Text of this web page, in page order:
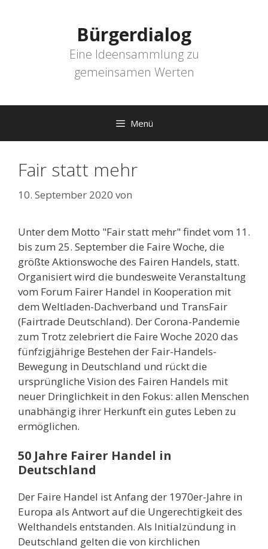
Bürgerdialog
Eine Ideensammlung zu
gemeinsamen Werten
Menü
Fair statt mehr
10. September 2020 von
Unter dem Motto "Fair statt mehr" findet vom 11.
bis zum 25. September die Faire Woche, die
größte Aktionswoche des Fairen Handels, statt.
Organisiert wird die bundesweite Veranstaltung
vom Forum Fairer Handel in Kooperation mit
dem Weltladen-Dachverband und TransFair
(Fairtrade Deutschland). Der Corona-Pandemie
zum Trotz zelebriert die Faire Woche 2020 das
fünfzigjährige Bestehen der Fair-Handels-
Bewegung in Deutschland und rückt die
ursprüngliche Vision des Fairen Handels mit
neuer Dringlichkeit in den Fokus: allen Menschen
unabhängig ihrer Herkunft ein gutes Leben zu
ermöglichen.
50 Jahre Fairer Handel in
Deutschland
Der Faire Handel ist Anfang der 1970er-Jahre in
Europa als Antwort auf die Ungerechtigkeit des
Welthandels entstanden. Als Initialzündung in
Deutschland gelten die von kirchlichen